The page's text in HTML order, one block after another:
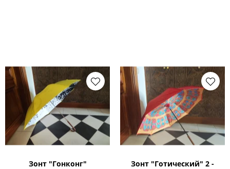
Зонт "Гонконг"
Зонт "Готический" 2 -